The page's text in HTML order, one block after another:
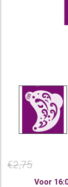
€2,75
Voor